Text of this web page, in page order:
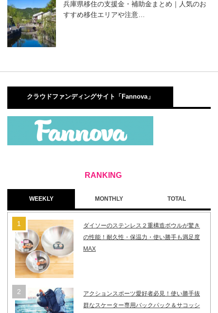
兵庫県移住の支援金・補助金まとめ｜人気のお
すすめ移住エリアや注意…
クラウドファンディングサイト「Fannova」
WEEKLY MONTHLY TOTAL
ダイソーのステンレス２重構造ボウルが驚き
の性能！耐久性・保温力・使い勝手も満足度
MAX
アクションスポーツ愛好者必見！使い勝手抜
群なスケーター専用バックパック＆サコッシ